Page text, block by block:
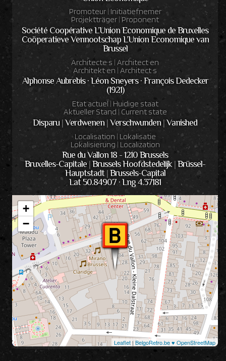
Promoteur| Initiatiefnemer
Projektträger |Proponent
Société Coopérative L’Union Economique de Bruxelles
Coöperatieve Vennootschap L’Union Economique van
Brussel
Architecte·s | Architect·en
Architekt·en | Architect·s
Alphonse Aubrebis · Léon Sneyers · François Dedecker
(1921)
Etat actuel| Huidige staat
Aktueller Stand | Current state
Disparu |Verdwenen |Verschwunden |Vanished
Localisation | Lokalisatie
Lokalisierung | Localization
Rue du Vallon 18 - 1210 Brussels
Bruxelles-Capitale| Brussels Hoofdstedelijk | Brüssel-
Hauptstadt |Brussels-Capital
Lat 50.84907 · Lng 4.37181
+
−
Leaflet|BelgoRetro.be ♥ OpenStreetMap